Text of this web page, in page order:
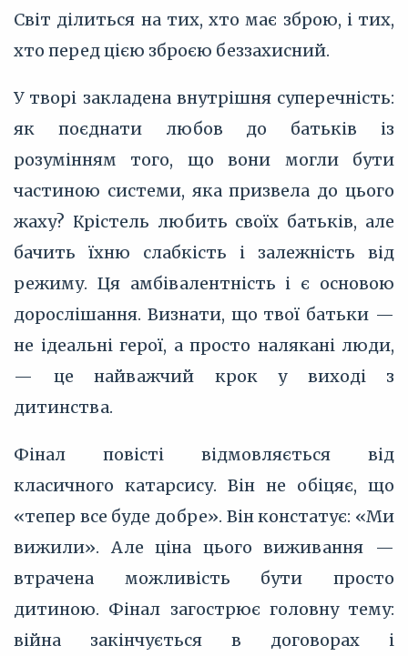
Світ ділиться на тих, хто має зброю, і тих,
хто перед цією зброєю беззахисний.
У творі закладена внутрішня суперечність:
як поєднати любов до батьків із
розумінням того, що вони могли бути
частиною системи, яка призвела до цього
жаху? Крістель любить своїх батьків, але
бачить їхню слабкість і залежність від
режиму. Ця амбівалентність і є основою
дорослішання. Визнати, що твої батьки —
не ідеальні герої, а просто налякані люди,
— це найважчий крок у виході з
дитинства.
Фінал повісті відмовляється від
класичного катарсису. Він не обіцяє, що
«тепер все буде добре». Він констатує: «Ми
вижили». Але ціна цього виживання —
втрачена можливість бути просто
дитиною. Фінал загострює головну тему:
війна закінчується в договорах і